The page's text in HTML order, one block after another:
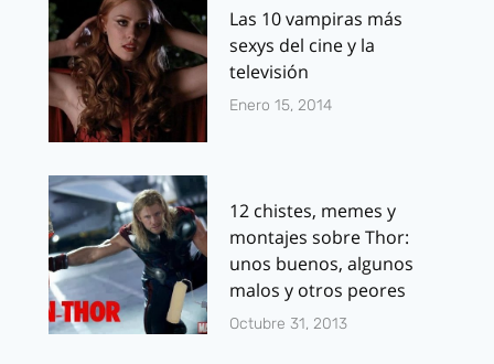
Las 10 vampiras más
sexys del cine y la
televisión
Enero 15, 2014
12 chistes, memes y
montajes sobre Thor:
unos buenos, algunos
malos y otros peores
Octubre 31, 2013